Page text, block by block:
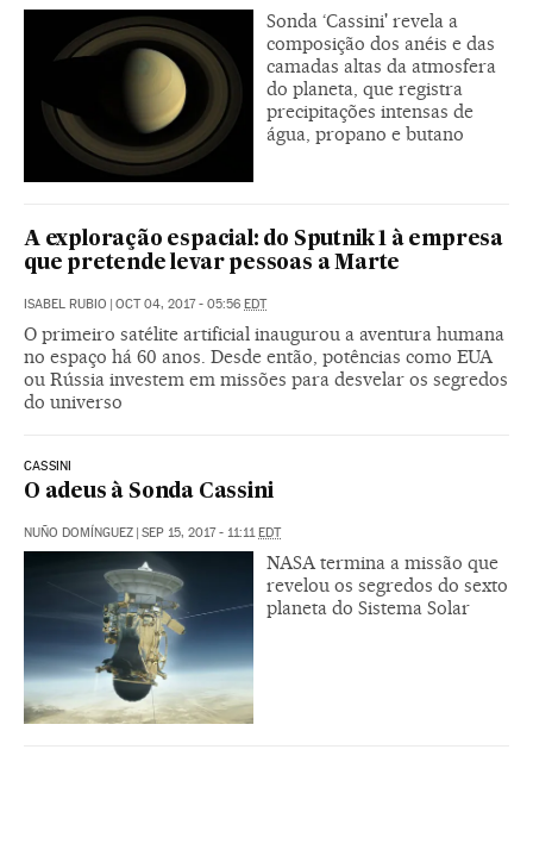
Sonda ‘Cassini' revela a
composição dos anéis e das
camadas altas da atmosfera
do planeta, que registra
precipitações intensas de
água, propano e butano
A exploração espacial: do Sputnik 1 à empresa
que pretende levar pessoas a Marte
ISABEL RUBIO | OCT 04, 2017 - 05:56 EDT
O primeiro satélite artificial inaugurou a aventura humana
no espaço há 60 anos. Desde então, potências como EUA
ou Rússia investem em missões para desvelar os segredos
do universo
CASSINI
O adeus à Sonda Cassini
NUÑO DOMÍNGUEZ | SEP 15, 2017 - 11:11EDT
NASA termina a missão que
revelou os segredos do sexto
planeta do Sistema Solar